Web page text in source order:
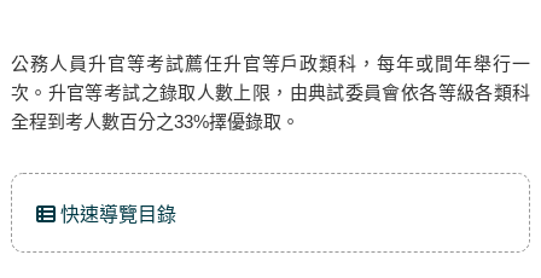
公務人員升官等考試薦任升官等戶政類科，每年或間年舉行一
次。升官等考試之錄取人數上限，由典試委員會依各等級各類科
全程到考人數百分之33%擇優錄取。
快速導覽目錄